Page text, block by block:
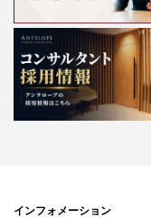
インフォメーション